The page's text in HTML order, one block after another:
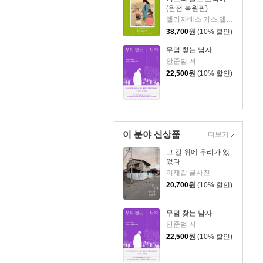
(완전 복원판)
38,700원 (10% 할인)
무덤 찾는 남자
안준범 저
22,500원 (10% 할인)
이 분야 신상품
그 길 위에 우리가 있
었다
이재갑 글사진
20,700원 (10% 할인)
무덤 찾는 남자
안준범 저
22,500원 (10% 할인)
더보기